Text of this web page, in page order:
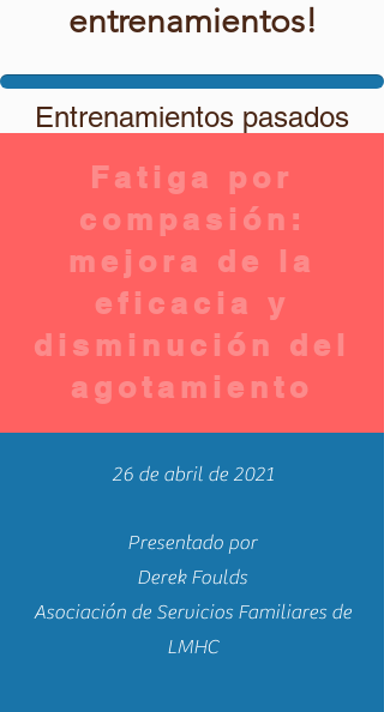
entrenamientos!
Entrenamientos pasados
Fatiga por
compasión:
mejora de la
eficacia y
disminución del
agotamiento
26 de abril de 2021
Presentado por
Derek Foulds
Asociación de Servicios Familiares de
LMHC